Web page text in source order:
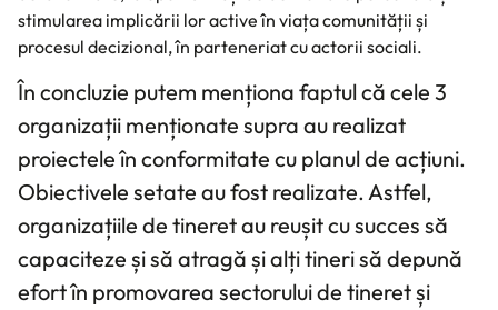
stimularea implicării lor active în viața comunității și
procesul decizional, în parteneriat cu actorii sociali.
În concluzie putem menționa faptul că cele 3
organizații menționate supra au realizat
proiectele în conformitate cu planul de acțiuni.
Obiectivele setate au fost realizate. Astfel,
organizațiile de tineret au reușit cu succes să
capaciteze și să atragă și alți tineri să depună
efort în promovarea sectorului de tineret și